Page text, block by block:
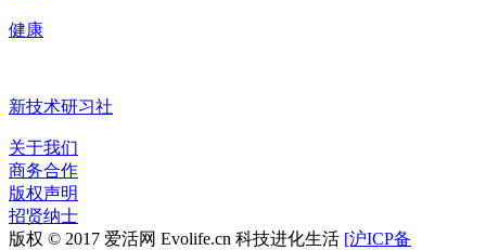
健康
新技术研习社
关于我们
商务合作
版权声明
招贤纳士
版权 © 2017 爱活网 Evolife.cn 科技进化生活 [沪ICP备